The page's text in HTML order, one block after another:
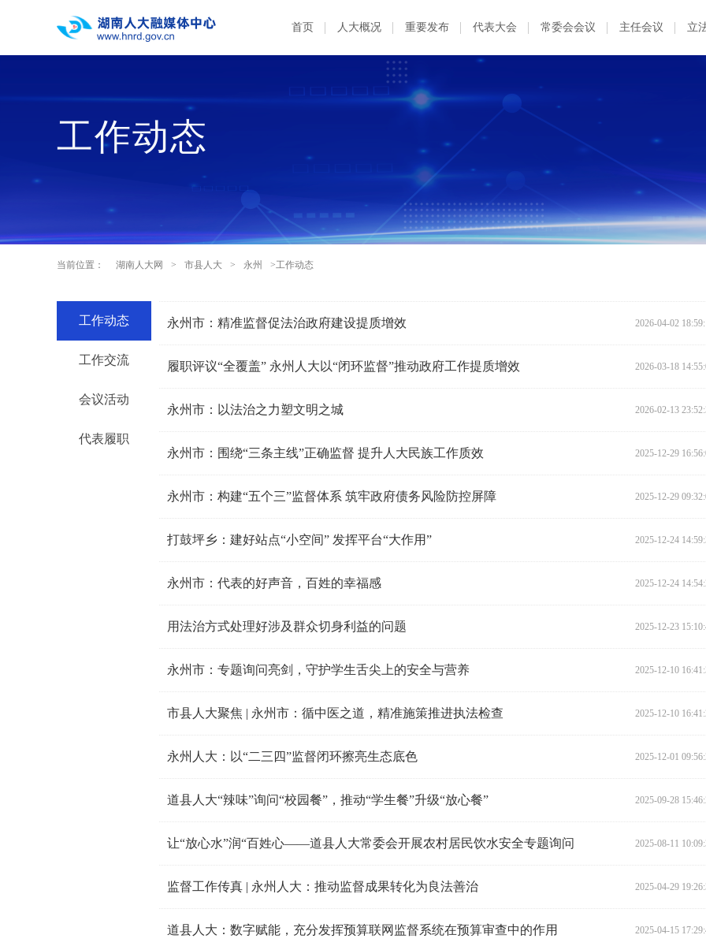
首页 人大概况 重要发布 代表大会 常委会会议 主任会议 立
工作动态
当前位置： 湖南人大网 > 市县人大 > 永州 >工作动态
工作动态
工作交流
会议活动
代表履职
永州市：精准监督促法治政府建设提质增效 2026-04-02
履职评议“全覆盖” 永州人大以“闭环监督”推动政府工作提质增效 2026-03-18
永州市：以法治之力塑文明之城 2026-02-13
永州市：围绕“三条主线”正确监督 提升人大民族工作质效 2025-12-29
永州市：构建“五个三”监督体系 筑牢政府债务风险防控屏障 2025-12-29
打鼓坪乡：建好站点“小空间” 发挥平台“大作用” 2025-12-24
永州市：代表的好声音，百姓的幸福感 2025-12-24
用法治方式处理好涉及群众切身利益的问题 2025-12-23
永州市：专题询问亮剑，守护学生舌尖上的安全与营养 2025-12-10
市县人大聚焦 | 永州市：循中医之道，精准施策推进执法检查 2025-12-10
永州人大：以“二三四”监督闭环擦亮生态底色 2025-12-01
道县人大“辣味”询问“校园餐”，推动“学生餐”升级“放心餐” 2025-09-28
让“放心水”润“百姓心——道县人大常委会开展农村居民饮水安全专题询问 2025-08-11
监督工作传真 | 永州人大：推动监督成果转化为良法善治 2025-04-29
道县人大：数字赋能，充分发挥预算联网监督系统在预算审查中的作用 2025-04-15